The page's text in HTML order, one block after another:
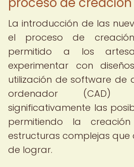
La introducción de las
el proceso de
permitido a los
experimentar con
utilización de software de
ordenador (CAD)
significativamente las
permitiendo la
estructuras complejas que
de lograr.